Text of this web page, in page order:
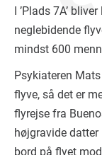
I ’Plads 7A’
neglebidende
mindst 600
Psykiateren
flyve, så det er
flyrejse fra
højgravide
bord på flyet